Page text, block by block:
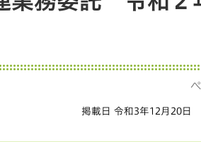
掲載日 令和3年12月20日